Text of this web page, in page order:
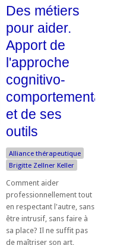
Des métiers
pour aider.
Apport de
l'approche
cognitivo-
comportementale
et de ses
outils
Alliance thérapeutique
Brigitte Zellner Keller
Comment aider
professionnellement tout
en respectant l'autre, sans
être intrusif, sans faire à
sa place? Il ne suffit pas
de maîtriser son art,